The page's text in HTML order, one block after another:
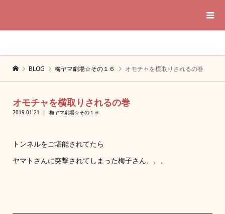
BLOG 梅ヤマ劇場☆その１６ オモチャを横取りされるの巻
オモチャを横取りされるの巻
2019.01.21 梅ヤマ劇場☆その１６
トンネルをご堪能されてたら
ヤマトさんに突撃されてしまった梅子さん、、、